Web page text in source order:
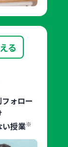
る
ォロー
い授業※